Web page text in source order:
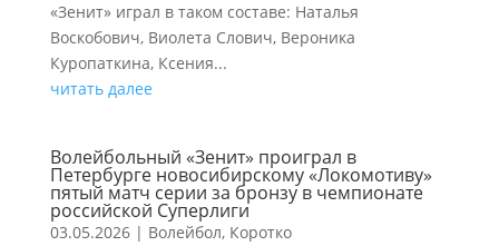
«Зенит» играл в таком составе: Наталья
Воскобович, Виолета Слович, Вероника
Куропаткина, Ксения...
читать далее
Волейбольный «Зенит» проиграл в
Петербурге новосибирскому «Локомотиву»
пятый матч серии за бронзу в чемпионате
российской Суперлиги
03.05.2026| Волейбол, Коротко